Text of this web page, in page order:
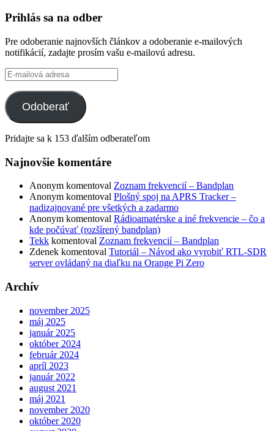
Prihlás sa na odber
Pre odoberanie najnovších článkov a odoberanie e-mailových
notifikácií, zadajte prosím vašu e-mailovú adresu.
E-
mailová
adresa
Odoberať
Pridajte sa k 153 ďalším odberateľom
Najnovšie komentáre
Anonym komentoval Zoznam frekvencií – Bandplan
Anonym komentoval Plošný spoj na APRS Tracker –
nadizajnované pre všetkých a zadarmo
Anonym komentoval Rádioamatérske a iné frekvencie – čo a
kde počúvať (rozšírený bandplan)
Tekk komentoval Zoznam frekvencií – Bandplan
Zdenek komentoval Tutoriál – Návod ako vyrobiť RTL-SDR
server ovládaný na diaľku na Orange Pi Zero
Archív
november 2025
máj 2025
január 2025
október 2024
február 2024
apríl 2023
január 2022
august 2021
máj 2021
november 2020
október 2020